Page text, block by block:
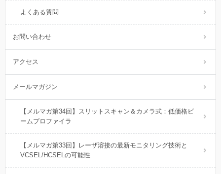
よくある質問
お問い合わせ
アクセス
メールマガジン
【メルマガ第34回】スリットスキャン＆カメラ式：低価格ビ
ームプロファイラ
【メルマガ第33回】レーザ溶接の最新モニタリング技術と
VCSEL/HCSELの可能性